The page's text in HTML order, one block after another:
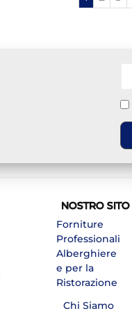
NOSTRO SITO
Forniture
Professionali
Alberghiere
e per la
Ristorazione
Chi Siamo